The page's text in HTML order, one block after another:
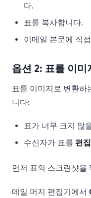
다.
표를 복사합니다.
이메일 본문에 직
옵션 2: 표를 이미
표를 이미지로 변환하
니다:
표가 너무 크지 않
수신자가 표를 편집
먼저 표의 스크린샷
메일 머지 편집기에서